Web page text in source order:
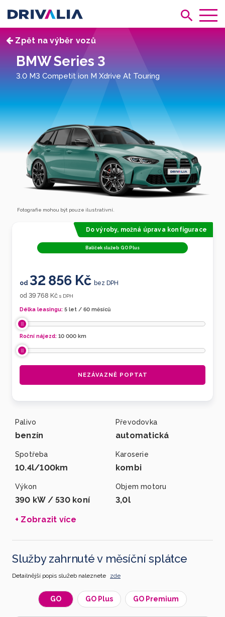
Zpět na výběr vozů
BMW Series 3
3.0 M3 Competit ion M Xdrive At Touring
Fotografie mohou být pouze ilustrativní.
Do výroby, možná úprava konfigurace
Balíček služeb GO Plus
od 32 856 Kčbez DPH
od 39 768 Kč s DPH
Délka leasingu: 5 let / 60 měsíců
Roční nájezd: 10 000 km
NEZÁVAZNĚ POPTAT
Palivo
benzín
Převodovka
automatická
Spotřeba
10.4l/100km
Karoserie
kombi
Výkon
390 kW / 530 koní
Objem motoru
3,0l
+ Zobrazit více
Služby zahrnuté v měsíční splátce
Detailnější popis služeb naleznete zde
GO GO Plus GO Premium